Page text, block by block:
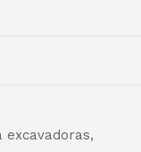
excavadoras,